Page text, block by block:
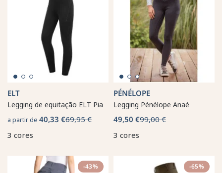
ELT
Legging de equitação ELT Pia
a partir de 40,33 €69,95 €
3 cores
PÉNÉLOPE
Legging Pénélope Anaé
49,50 €99,00 €
3 cores
-43% -65%